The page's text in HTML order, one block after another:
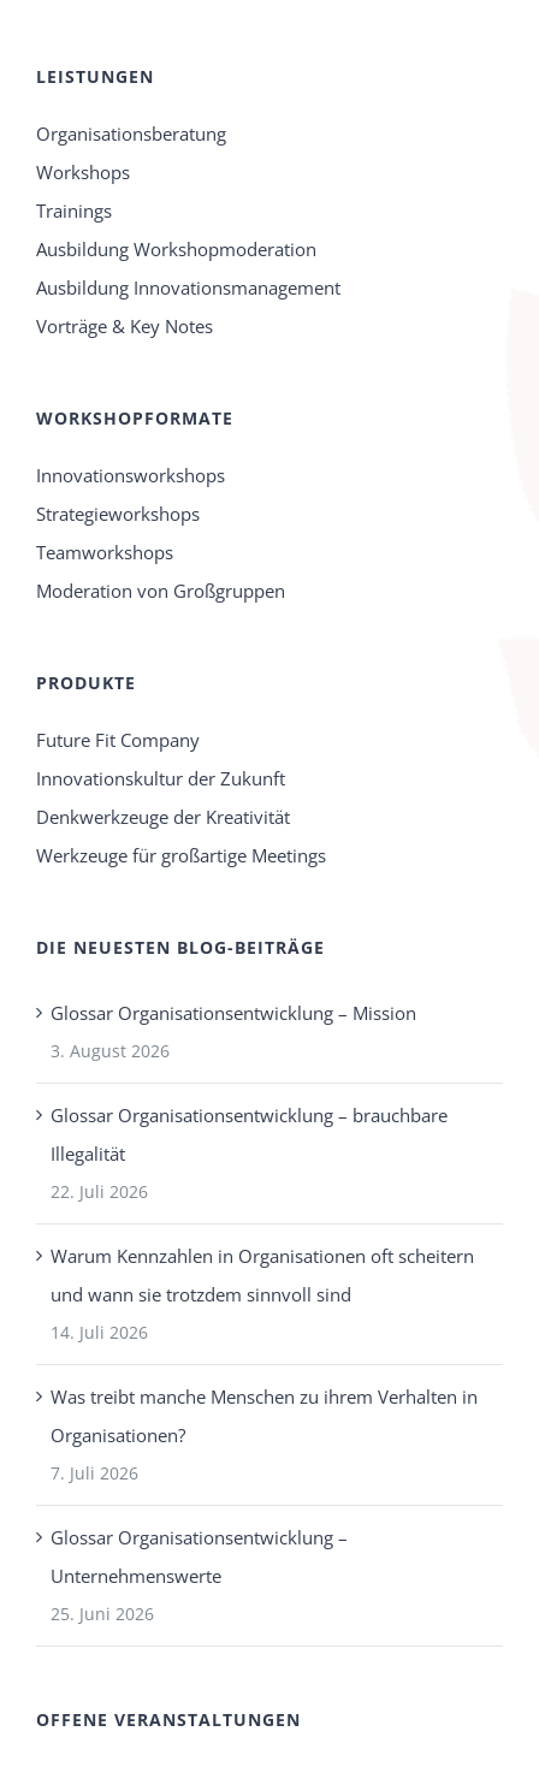
LEISTUNGEN
Organisationsberatung
Workshops
Trainings
Ausbildung Workshopmoderation
Ausbildung Innovationsmanagement
Vorträge & Key Notes
WORKSHOPFORMATE
Innovationsworkshops
Strategieworkshops
Teamworkshops
Moderation von Großgruppen
PRODUKTE
Future Fit Company
Innovationskultur der Zukunft
Denkwerkzeuge der Kreativität
Werkzeuge für großartige Meetings
DIE NEUESTEN BLOG-BEITRÄGE
Glossar Organisationsentwicklung – Mission
3. August 2026
Glossar Organisationsentwicklung – brauchbare
Illegalität
22. Juli 2026
Warum Kennzahlen in Organisationen oft scheitern
und wann sie trotzdem sinnvoll sind
14. Juli 2026
Was treibt manche Menschen zu ihrem Verhalten in
Organisationen?
7. Juli 2026
Glossar Organisationsentwicklung –
Unternehmenswerte
25. Juni 2026
OFFENE VERANSTALTUNGEN